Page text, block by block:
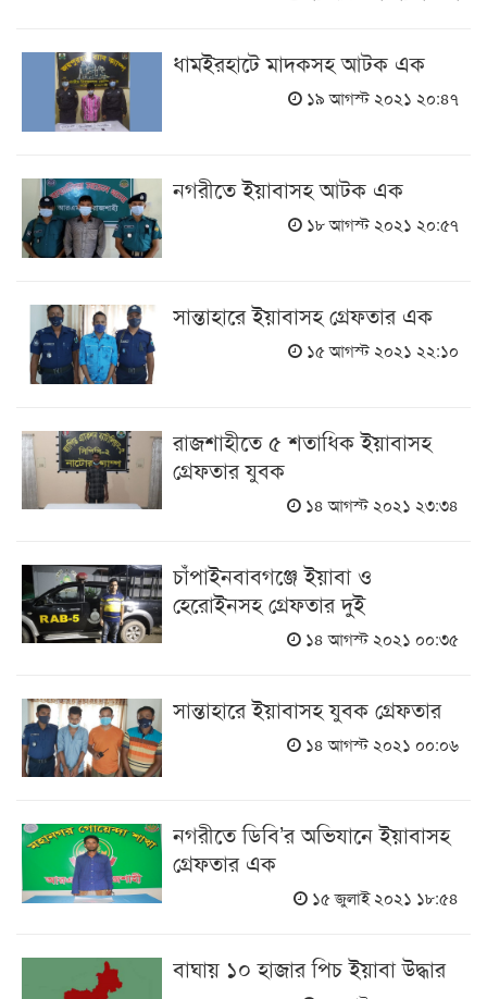
ধামইরহাটে মাদকসহ আটক এক
১৯ আগস্ট ২০২১ ২০:৪৭
নগরীতে ইয়াবাসহ আটক এক
১৮ আগস্ট ২০২১ ২০:৫৭
সান্তাহারে ইয়াবাসহ গ্রেফতার এক
১৫ আগস্ট ২০২১ ২২:১০
রাজশাহীতে ৫ শতাধিক ইয়াবাসহ
গ্রেফতার যুবক
১৪ আগস্ট ২০২১ ২৩:৩৪
চাঁপাইনবাবগঞ্জে ইয়াবা ও
হেরোইনসহ গ্রেফতার দুই
১৪ আগস্ট ২০২১ ০০:৩৫
সান্তাহারে ইয়াবাসহ যুবক গ্রেফতার
১৪ আগস্ট ২০২১ ০০:০৬
নগরীতে ডিবি’র অভিযানে ইয়াবাসহ
গ্রেফতার এক
১৫ জুলাই ২০২১ ১৮:৫৪
বাঘায় ১০ হাজার পিচ ইয়াবা উদ্ধার